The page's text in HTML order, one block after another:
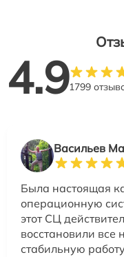
4.91799
Васильев
Была настоящая
операционную
этот СЦ
восстановили все
стабильную